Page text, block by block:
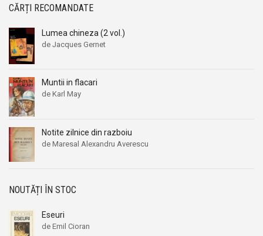
CĂRȚI RECOMANDATE
Lumea chineza (2 vol.)
de Jacques Gernet
Muntii in flacari
de Karl May
Notite zilnice din razboiu
de Maresal Alexandru Averescu
NOUTĂȚI ÎN STOC
Eseuri
de Emil Cioran